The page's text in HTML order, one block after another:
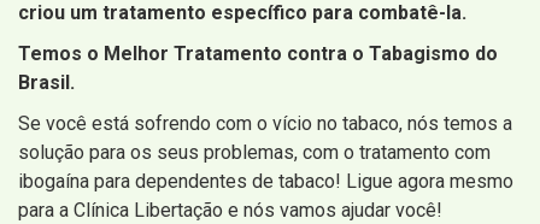
criou um tratamento específico para combatê-la.
Temos o Melhor Tratamento contra o Tabagismo do
Brasil.
Se você está sofrendo com o vício no tabaco, nós temos a
solução para os seus problemas, com o tratamento com
ibogaína para dependentes de tabaco! Ligue agora mesmo
para a Clínica Libertação e nós vamos ajudar você!